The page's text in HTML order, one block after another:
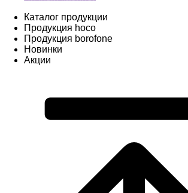
Каталог продукции
Продукция hoco
Продукция borofone
Новинки
Акции